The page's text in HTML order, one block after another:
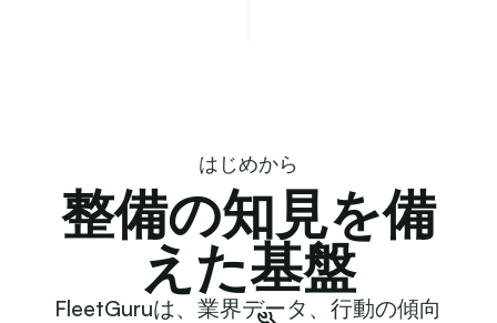
はじめから
整備の知見を備
えた基盤
FleetGuruは、業界データ、行動の傾向